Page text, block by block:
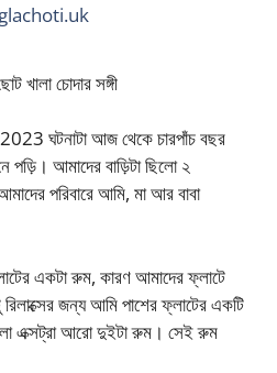
চোদার সঙ্গী
ঘটনাটা আজ থেকে চারপাঁচ বছর
আমাদের বাড়িটা ছিলো ২
পরিবারে আমি, মা আর বাবা
একটা রুম, কারণ আমাদের ফ্লাটে
জন্য আমি পাশের ফ্লাটের একটি
এক্সট্রা আরো দুইটা রুম। সেই রুম